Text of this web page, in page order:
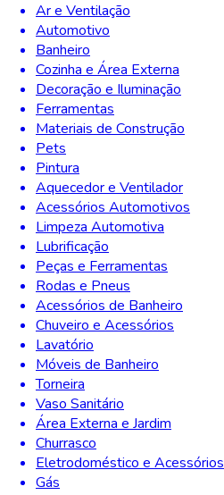
Ar e Ventilação
Automotivo
Banheiro
Cozinha e Área Externa
Decoração e Iluminação
Ferramentas
Materiais de Construção
Pets
Pintura
Aquecedor e Ventilador
Acessórios Automotivos
Limpeza Automotiva
Lubrificação
Peças e Ferramentas
Rodas e Pneus
Acessórios de Banheiro
Chuveiro e Acessórios
Lavatório
Móveis de Banheiro
Torneira
Vaso Sanitário
Área Externa e Jardim
Churrasco
Eletrodoméstico e Acessórios
Gás